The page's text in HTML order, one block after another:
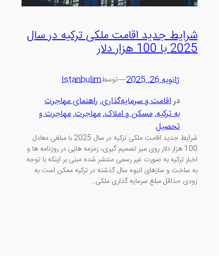
شرایط جدید اقامت ملکی ترکیه در سال
2025 با 100 هزار دلار
ژانویه 26, 2025 —توسطIstanbulim
دراقامت و سرمایه‌گذاری, راهنمای مهاجرت
به ترکیه, مسکن و املاک, مهاجرت, مهاجرت و
تحصیل
شرایط جدید اقامت ملکی ترکیه در سال 2025 با مبلغی معادل
100 هزار دلار روی میز تصمیم گیری، زمزمه هایی در روزنامه ها و
اخبار ترکیه به صورت غیر رسمی منتشر شده مبنی بر اینکه با توجه
به ساخت و سازهای انبوه سال گذشته در ترکیه ممکن است به
زودی حداقل مبلغ سرمایه گذاری ملکی…